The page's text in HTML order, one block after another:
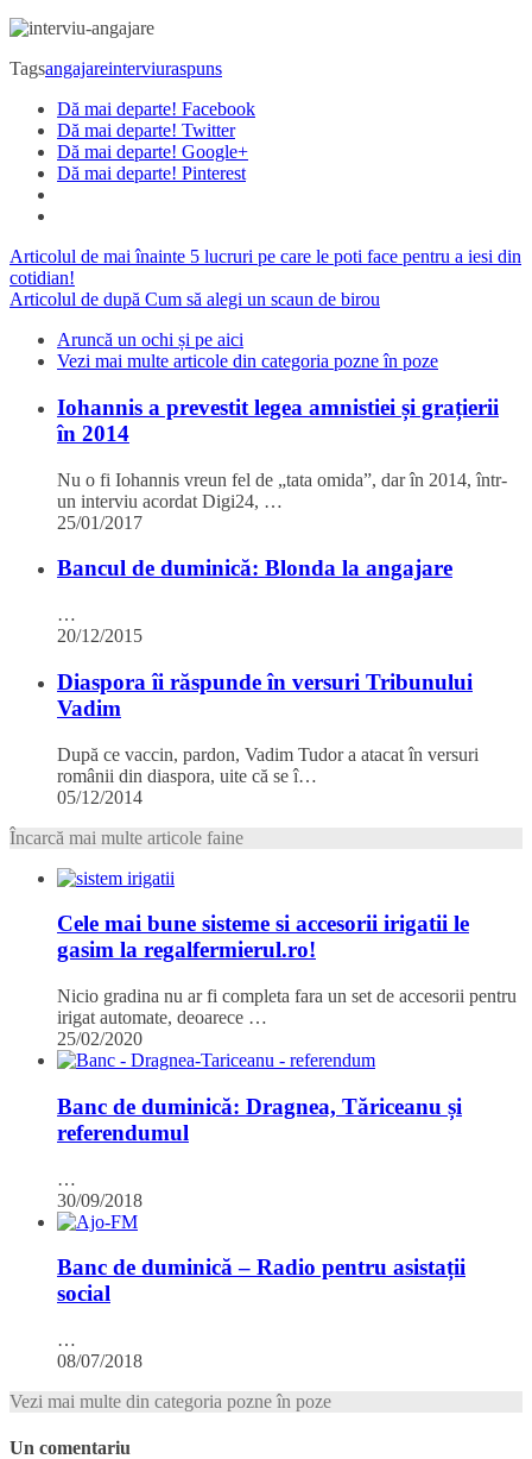
Tagsangajareinterviuraspuns
Dă mai departe! Facebook
Dă mai departe! Twitter
Dă mai departe! Google+
Dă mai departe! Pinterest
Articolul de mai înainte 5 lucruri pe care le poti face pentru a iesi din
cotidian!
Articolul de după Cum să alegi un scaun de birou
Aruncă un ochi și pe aici
Vezi mai multe articole din categoria pozne în poze
Iohannis a prevestit legea amnistiei și grațierii
în 2014
Nu o fi Iohannis vreun fel de „tata omida”, dar în 2014, într-
un interviu acordat Digi24, …
25/01/2017
Bancul de duminică: Blonda la angajare
…
20/12/2015
Diaspora îi răspunde în versuri Tribunului
Vadim
După ce vaccin, pardon, Vadim Tudor a atacat în versuri
românii din diaspora, uite că se î…
05/12/2014
Încarcă mai multe articole faine
Cele mai bune sisteme si accesorii irigatii le
gasim la regalfermierul.ro!
Nicio gradina nu ar fi completa fara un set de accesorii pentru
irigat automate, deoarece …
25/02/2020
Banc de duminică: Dragnea, Tăriceanu și
referendumul
…
30/09/2018
Banc de duminică – Radio pentru asistații
social
…
08/07/2018
Vezi mai multe din categoria pozne în poze
Un comentariu